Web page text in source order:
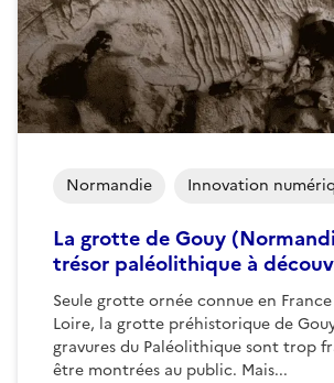
La grotte de Gouy
trésor paléolithique à
Seule grotte ornée connue en
Loire, la grotte préhistorique de
gravures du Paléolithique sont trop
être montrées au public. Mais...
Normandie Innovation